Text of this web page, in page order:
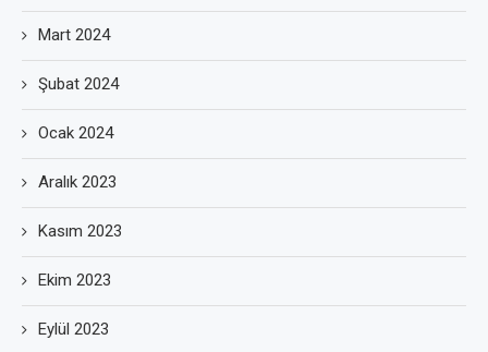
Mart 2024
Şubat 2024
Ocak 2024
Aralık 2023
Kasım 2023
Ekim 2023
Eylül 2023